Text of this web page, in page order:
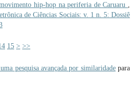
hip-hop na periferia de Caruaru
de Ciências Sociais: v. 1 n. 5: Dossiê
15 > >>
pesquisa avançada por similaridadepara